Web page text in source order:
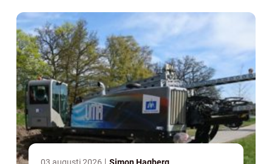
03 augusti 2026 Simon Hagberg